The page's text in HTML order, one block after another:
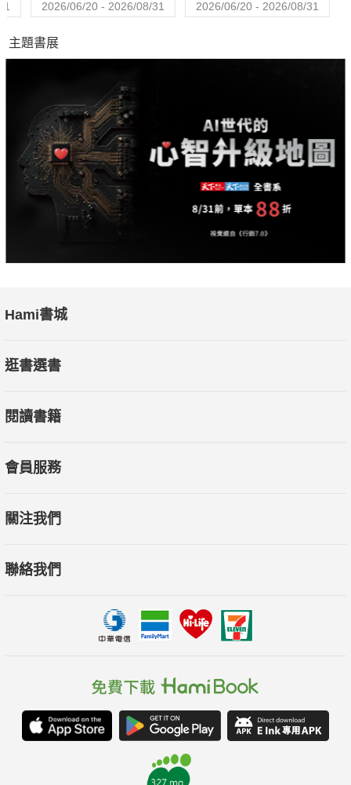
Paradigm of Ecological Renewability- Northerly Island Park
Framework Plan
STUDIO GANG的「芝加哥北島」計畫，已被評為2013年「偉大
地方獎」(THE GREAT PLACES AWARD)的獲獎者，並榮獲
EDRA第44屆年度會議青睞，成為世界矚目的建築生態計畫。
躍然流光 Beautify Flow of Space and Light
許多巷弄的精彩之處在於氣氛良好的小店舖、咖啡館，走進店裡
時，不免希望如此精緻也能在家中出現。尚藝設計巧妙融合店鋪
特有光芒，即便在家裡同樣能享有令人流連忘返的雅趣。
Parisian Feast - Le Royal Monceau Raffles Paris
質，從開幕以來就是政商名流絡繹不絕的紅牌飯店。
視覺盛宴─The Siam Hotel
去年甫開幕的The Siam Hotel和曼谷眾多奢華飯店比起來確實年
與經營者勢在必得的決心！
2026/06/20 - 2026/08/31 2026/06/20 - 2026/08/31
主題書展
Hami書城
逛書選書
閱讀書籍
會員服務
關注我們
聯絡我們